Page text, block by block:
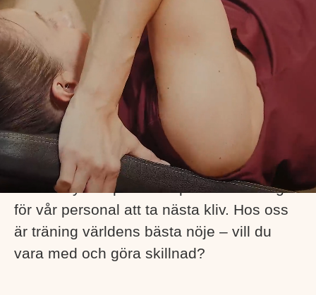
del av vår kunskap, utbud och erfarenhet
när det gäller träning. I det personliga
mötet ger vi våra medlemmar energi och
inspiration på vägen till ett friskare liv.
Att jobba hos oss innebär att med positiva
och sociala egenskaper förmå alla att
känna träningsglädje. På STC är du också
delaktig i att utveckla verksamheten. Vi
satsar mycket på att skapa förutsättningar
för vår personal att ta nästa kliv. Hos oss
är träning världens bästa nöje – vill du
vara med och göra skillnad?